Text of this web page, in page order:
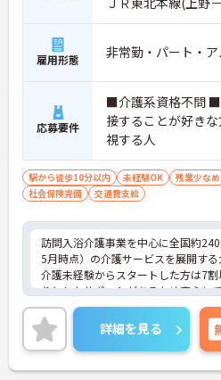
分
雇用形態 非常勤・パート・ア
応募要件
■介護系資格不問 ■
接することが好き
視する人
駅から徒歩10分以内 未経験OK 残業少なめ
社会保険完備
交通費支給
訪問入浴介護事業を中心に全国約
5月時点）の介護サービスを展開する
介護未経験からスタートした方は7
りとしたサポートがあるため安心し
けます。お風呂に入れなくて困って
差し伸べてあげられるとてもやりがい
です。ご興味ある方には、面接対策
さらに詳細をお話しいたしますので
ください！
詳細を見る